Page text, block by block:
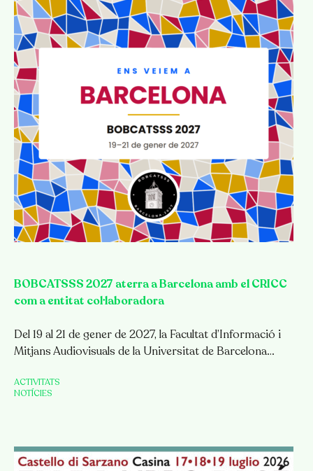
BOBCATSSS 2027 aterra a Barcelona amb el CRICC
com a entitat col·laboradora
Del 19 al 21 de gener de 2027, la Facultat d’Informació i
Mitjans Audiovisuals de la Universitat de Barcelona…
ACTIVITATS
NOTÍCIES